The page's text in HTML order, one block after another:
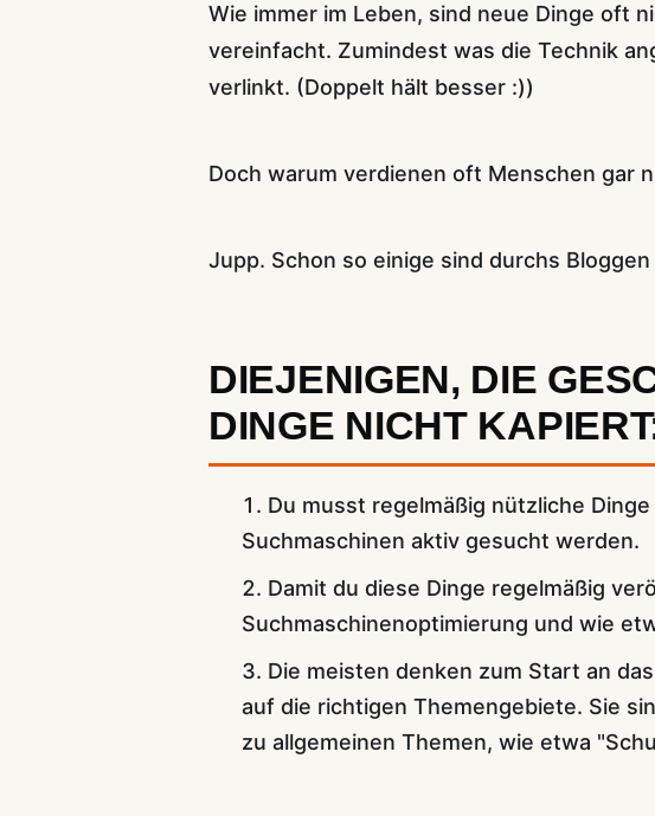
Wie immer im Leben, sind neue Dinge oft
vereinfacht. Zumindest was die Technik
verlinkt. (Doppelt hält besser :))
Doch warum verdienen oft Menschen gar
Jupp. Schon so einige sind durchs
DIEJENIGEN, DIE
DINGE NICHT
Du musst regelmäßig nützliche
Suchmaschinen aktiv gesucht werden.
Damit du diese Dinge regelmäßig
Suchmaschinenoptimierung und wie
Die meisten denken zum Start an
auf die richtigen Themengebiete. Sie
zu allgemeinen Themen, wie etwa